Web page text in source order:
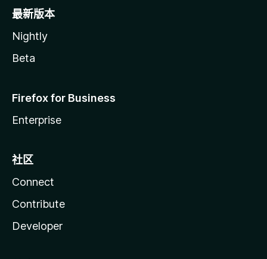
最新版本
Nightly
Beta
Firefox for Business
Enterprise
社区
Connect
Contribute
Developer